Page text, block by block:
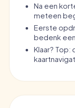
Na een
meteen
Eerste
bedenk
Klaar? Top: